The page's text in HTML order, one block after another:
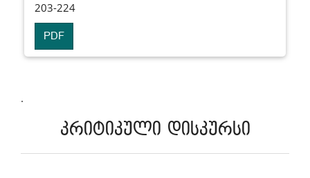
203-224
PDF
.
კრიტიკული დისკურსი